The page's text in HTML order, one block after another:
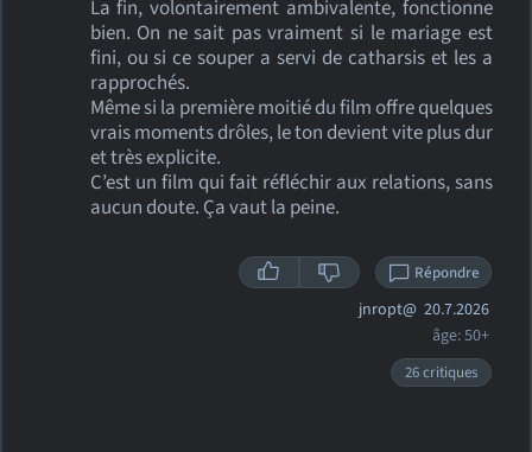
La fin, volontairement ambivalente, fonctionne
bien. On ne sait pas vraiment si le mariage est
fini, ou si ce souper a servi de catharsis et les a
rapprochés.
Même si la première moitié du film offre quelques
vrais moments drôles, le ton devient vite plus dur
et très explicite.
C’est un film qui fait réfléchir aux relations, sans
aucun doute. Ça vaut la peine.
Répondre
jnropt@ 20.7.2026
âge: 50+
26 critiques